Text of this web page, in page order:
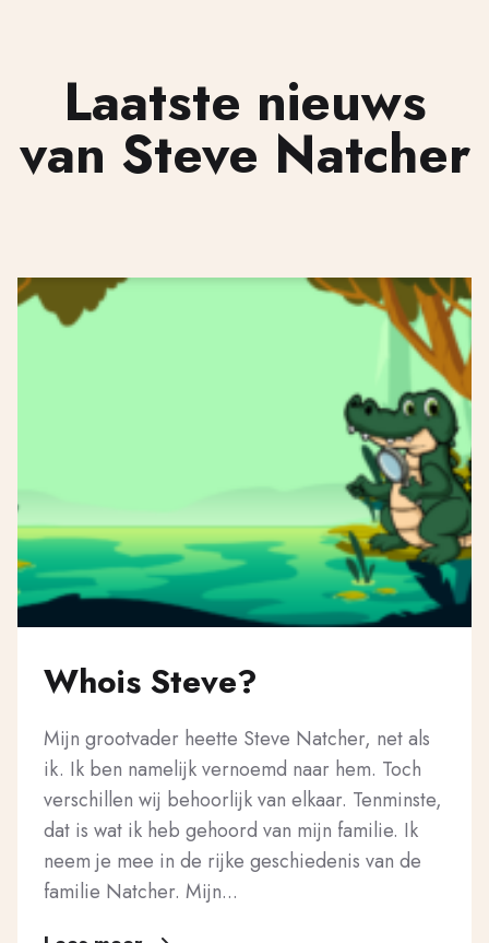
Laatste nieuws
van Steve Natcher
Whois Steve?
Mijn grootvader heette Steve Natcher, net als
ik. Ik ben namelijk vernoemd naar hem. Toch
verschillen wij behoorlijk van elkaar. Tenminste,
dat is wat ik heb gehoord van mijn familie. Ik
neem je mee in de rijke geschiedenis van de
familie Natcher. Mijn...